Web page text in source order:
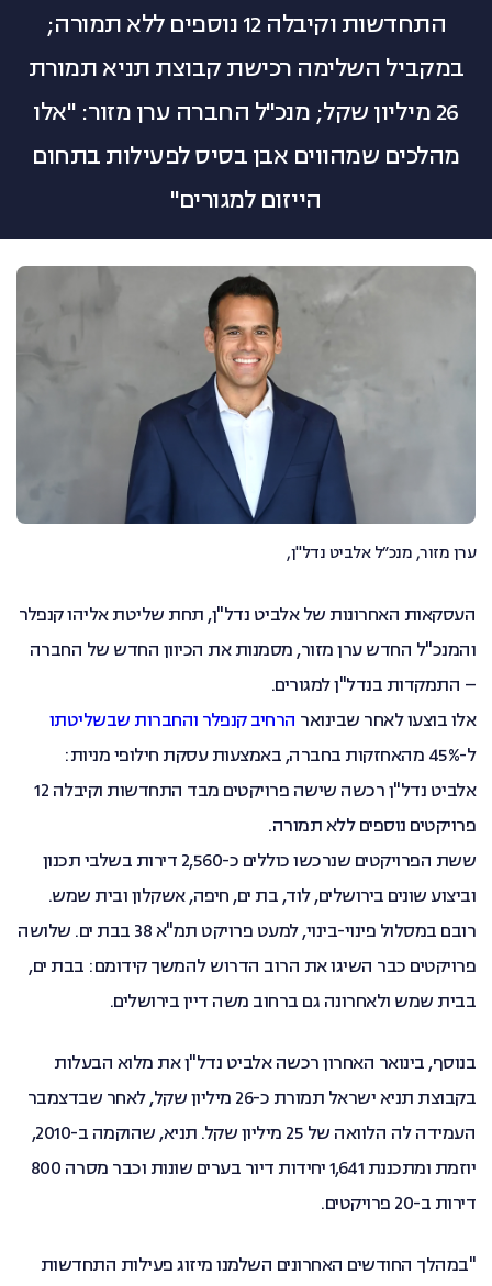
התחדשות וקיבלה 12 נוספים ללא תמורה;
במקביל השלימה רכישת קבוצת תניא תמורת
26 מיליון שקל; מנכ"ל החברה ערן מזור: "אלו
מהלכים שמהווים אבן בסיס לפעילות בתחום
הייזום למגורים"
ערן מזור, מנכ״ל אלביט נדל"ן,
העסקאות האחרונות של אלביט נדל"ן, תחת שליטת אליהו קנפלר
והמנכ"ל החדש ערן מזור, מסמנות את הכיוון החדש של החברה
– התמקדות בנדל"ן למגורים.
אלו בוצעו לאחר שבינואר הרחיב קנפלר והחברות שבשליטתו
ל-45% מהאחזקות בחברה, באמצעות עסקת חילופי מניות:
אלביט נדל"ן רכשה שישה פרויקטים מבד התחדשות וקיבלה 12
פרויקטים נוספים ללא תמורה.
ששת הפרויקטים שנרכשו כוללים כ-2,560 דירות בשלבי תכנון
וביצוע שונים בירושלים, לוד, בת ים, חיפה, אשקלון ובית שמש.
רובם במסלול פינוי-בינוי, למעט פרויקט תמ"א 38 בבת ים. שלושה
פרויקטים כבר השיגו את הרוב הדרוש להמשך קידומם: בבת ים,
בבית שמש ולאחרונה גם ברחוב משה דיין בירושלים.
בנוסף, בינואר האחרון רכשה אלביט נדל"ן את מלוא הבעלות
בקבוצת תניא ישראל תמורת כ-26 מיליון שקל, לאחר שבדצמבר
העמידה לה הלוואה של 25 מיליון שקל. תניא, שהוקמה ב-2010,
יוזמת ומתכננת 1,641 יחידות דיור בערים שונות וכבר מסרה 800
דירות ב-20 פרויקטים.
"במהלך החודשים האחרונים השלמנו מיזוג פעילות התחדשות